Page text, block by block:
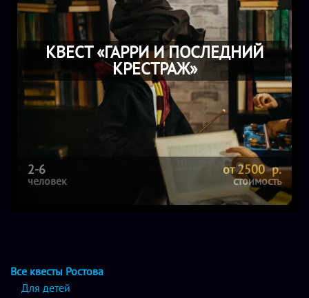
КВЕСТ «ГАРРИ И ПОСЛЕДНИЙ
КРЕСТРАЖ»
2-6
человек
от 2500 р.
стоимость
Все квесты Ростова
Для детей